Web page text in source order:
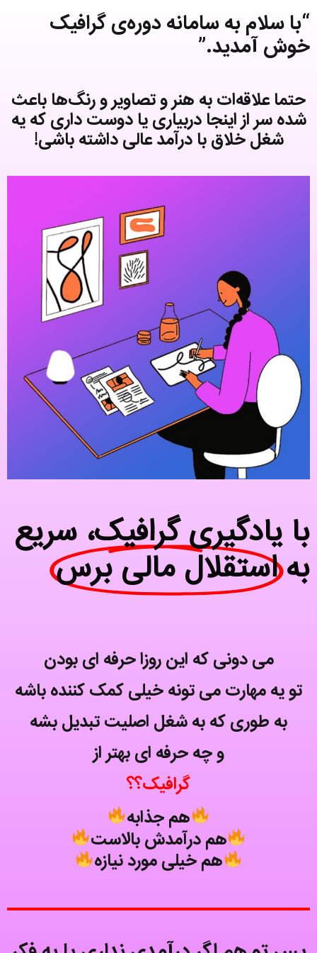
“با سلام به سامانه دوره‌ی گرافیک
خوش آمدید.”
حتما علاقه‌ات به هنر و تصاویر و رنگ‌ها باعث
شده سر از اینجا دربیاری یا دوست داری که یه
شغل خلاق با درآمد عالی داشته باشی!
با یادگیری گرافیک، سریع
بهاستقلال مالی برس
می دونی که این روزا حرفه ای بودن
تو یه مهارت می تونه خیلی کمک کننده باشه
به طوری که به شغل اصلیت تبدیل بشه
و چه حرفه ای بهتر از
گرافیک؟؟
هم جذابه
هم درآمدش بالاست
هم خیلی مورد نیازه